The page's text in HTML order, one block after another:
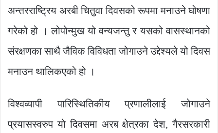
अन्तरराष्ट्रिय अरबी चितुवा दिवसको रूपमा मनाउने घोषणा
गरेको हो । लोपोन्मुख यो वन्यजन्तु र यसको वासस्थानको
संरक्षणका साथै जैविक विविधता जोगाउने उद्देश्यले यो दिवस
मनाउन थालिकएको हो ।
विश्वव्यापी पारिस्थितिकीय प्रणालीलाई जोगाउने
प्रयासस्वरुप यो दिवसमा अरब क्षेत्रका देश, गैरसरकारी